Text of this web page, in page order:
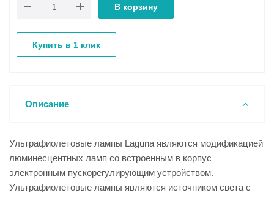
В корзину
Купить в 1 клик
Описание
Ультрафиолетовые лампы Laguna являются модификацией
люминесцентных ламп со встроенным в корпус
электронным пускорегулирующим устройством.
Ультрафиолетовые лампы являются источником света с